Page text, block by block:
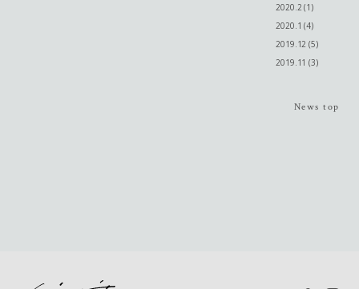
2020.2 (1)
2020.1 (4)
2019.12 (5)
2019.11 (3)
News top